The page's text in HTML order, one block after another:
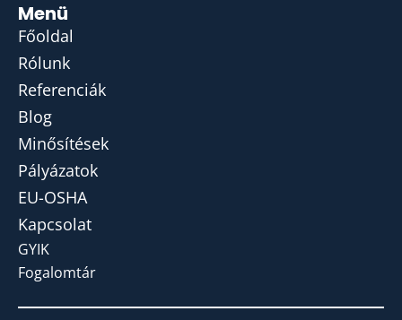
Menü
Főoldal
Rólunk
Referenciák
Blog
Minősítések
Pályázatok
EU-OSHA
Kapcsolat
GYIK
Fogalomtár